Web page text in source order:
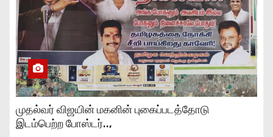
முதல்வர் விஜயின் மகனின் புகைப்படத்தோடு
இடம்பெற்ற போஸ்டர்..,